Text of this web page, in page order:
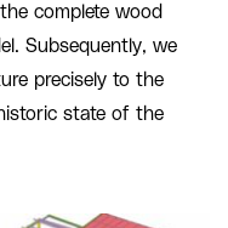
complete wood
Subsequently, we
precisely to the
state of the